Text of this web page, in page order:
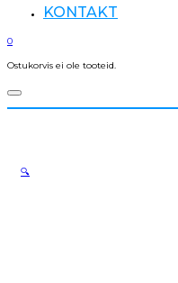
KONTAKT
0
Ostukorvis ei ole tooteid.
🔍